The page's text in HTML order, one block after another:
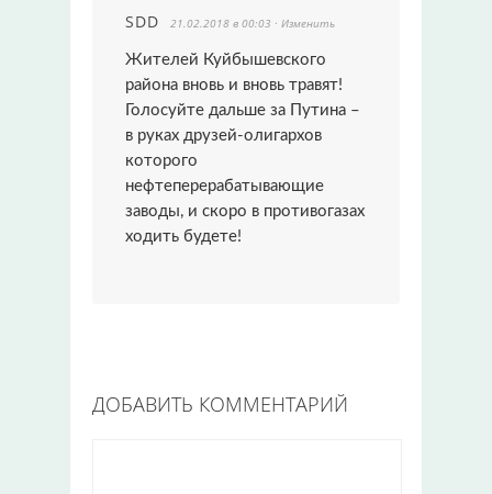
SDD 21.02.2018 в 00:03 · Изменить
Жителей Куйбышевского
района вновь и вновь травят!
Голосуйте дальше за Путина –
в руках друзей-олигархов
которого
нефтеперерабатывающие
заводы, и скоро в противогазах
ходить будете!
ДОБАВИТЬ КОММЕНТАРИЙ